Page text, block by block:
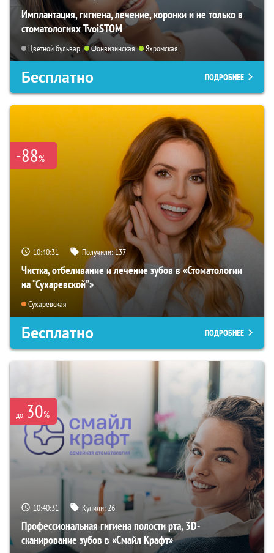
Имплантация, гигиена, лечение, коронки и не только в
стоматологиях TvoiSTOM
Цветной бульвар Фонвизинская Яхромская
Бесплатно ПОДРОБНЕЕ
-88%
10:40:30 Получили:137
Чистка, отбеливание и лечение зубов в «Стоматологии
на “Сухаревской”»
Сухаревская
Бесплатно ПОДРОБНЕЕ
до 30%
10:40:30 Купили:26
Профессиональная гигиена полости рта, 3D-
сканирование зубов в «Смайл Крафт»